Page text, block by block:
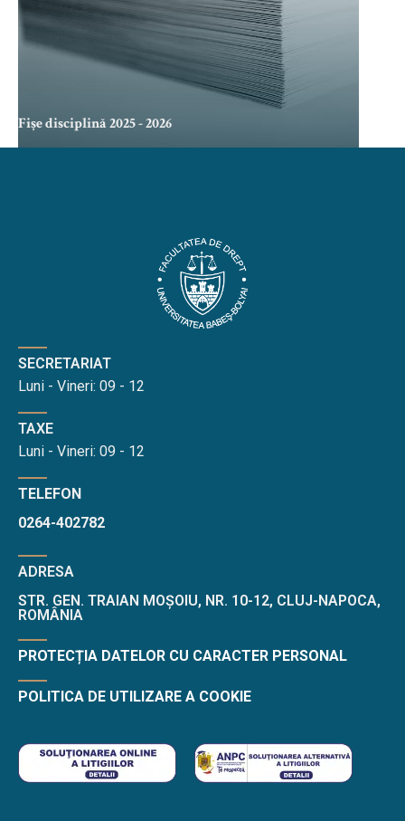
Fișe disciplină 2025 - 2026
SECRETARIAT
Luni - Vineri: 09 - 12
TAXE
Luni - Vineri: 09 - 12
TELEFON
0264-402782
ADRESA
STR. GEN. TRAIAN MOȘOIU, NR. 10-12, CLUJ-NAPOCA,
ROMÂNIA
PROTECȚIA DATELOR CU CARACTER PERSONAL
POLITICA DE UTILIZARE A COOKIE